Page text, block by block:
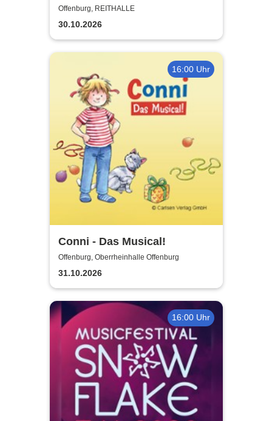
Glaub halt net!
Offenburg, REITHALLE
30.10.2026
16:00 Uhr
Conni - Das Musical!
Offenburg, Oberrheinhalle Offenburg
31.10.2026
16:00 Uhr